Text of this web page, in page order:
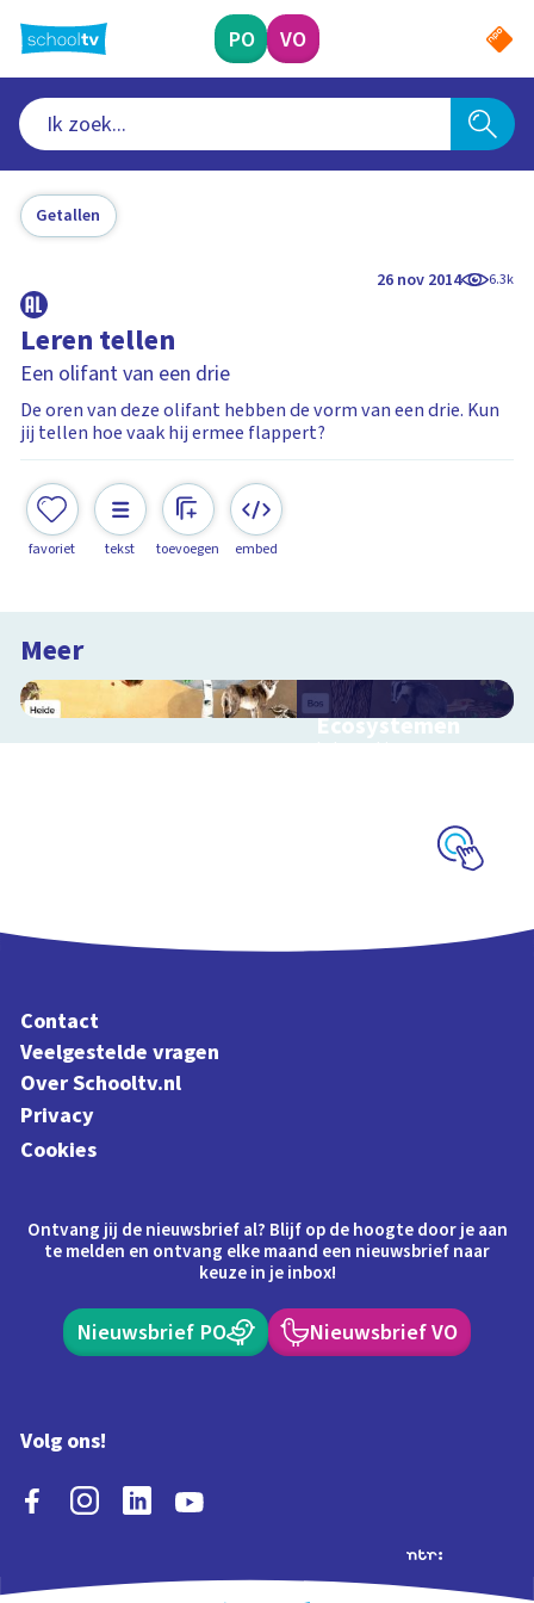
naar
hoofdinhoud
PO VO
Getallen
26 nov 2014 6.3k
Leren tellen
Een olifant van een drie
De oren van deze olifant hebben de vorm van een drie. Kun
jij tellen hoe vaak hij ermee flappert?
favoriet tekst toevoegen embed
Meer
Ecosystemen
Interactieve
Contact
Veelgestelde vragen
Over Schooltv.nl
Privacy
Cookies
Ontvang jij de nieuwsbrief al? Blijf op de hoogte door je aan
te melden en ontvang elke maand een nieuwsbrief naar
keuze in je inbox!
Nieuwsbrief PO Nieuwsbrief VO
Volg ons!